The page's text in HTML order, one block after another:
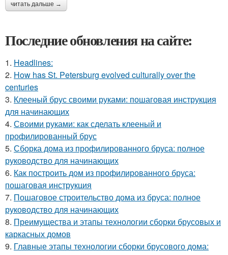
читать дальше →
Последние обновления на сайте:
1. Headlines:
2. How has St. Petersburg evolved culturally over the
centuries
3. Клееный брус своими руками: пошаговая инструкция
для начинающих
4. Своими руками: как сделать клееный и
профилированный брус
5. Сборка дома из профилированного бруса: полное
руководство для начинающих
6. Как построить дом из профилированного бруса:
пошаговая инструкция
7. Пошаговое строительство дома из бруса: полное
руководство для начинающих
8. Преимущества и этапы технологии сборки брусовых и
каркасных домов
9. Главные этапы технологии сборки брусового дома: